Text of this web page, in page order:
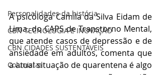
Personalidades da história
CBN TECNOLOGIA E INOVAÇÃO
CBN CIDADES SUSTENTÁVEIS
Colunistas
A psicóloga Camila da Silva Eidam de
Lima, do CAPS de Transtorno Mental,
que atende casos de depressão e de
ansiedade em adultos, comenta que
a atual situação de quarentena é algo